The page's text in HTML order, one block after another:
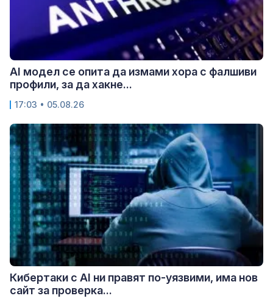
AI модел се опита да измами хора с фалшиви
профили, за да хакне...
17:03 • 05.08.26
Кибертаки с AI ни правят по-уязвими, има нов
сайт за проверка...